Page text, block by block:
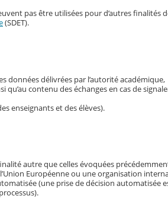
pas être utilisées pour d’autres
(SDET).
données délivrées par l’autorité académique,
qu’au contenu des échanges en cas de
enseignants et des élèves).
autre que celles évoquées
Européenne ou une organisation
(une prise de décision automatisée